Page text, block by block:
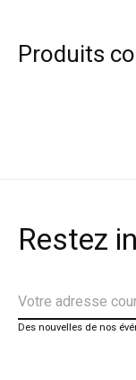
Produits
Restez
Des nouvelles de nos